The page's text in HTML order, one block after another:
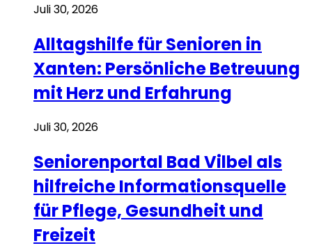
Juli 30, 2026
Alltagshilfe für Senioren in
Xanten: Persönliche Betreuung
mit Herz und Erfahrung
Juli 30, 2026
Seniorenportal Bad Vilbel als
hilfreiche Informationsquelle
für Pflege, Gesundheit und
Freizeit